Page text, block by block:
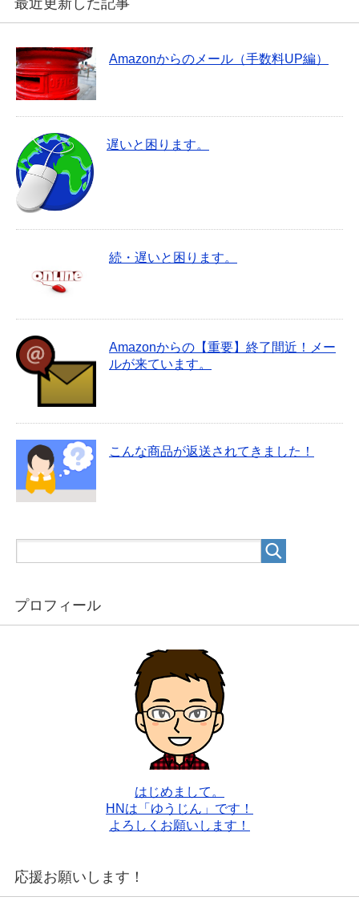
Amazonからのメール（手数料UP編）
遅いと困ります。
続・遅いと困ります。
Amazonからの【重要】終了間近！メー
ルが来ています。
こんな商品が返送されてきました！
プロフィール
はじめまして。
HNは「ゆうじん」です！
よろしくお願いします！
応援お願いします！